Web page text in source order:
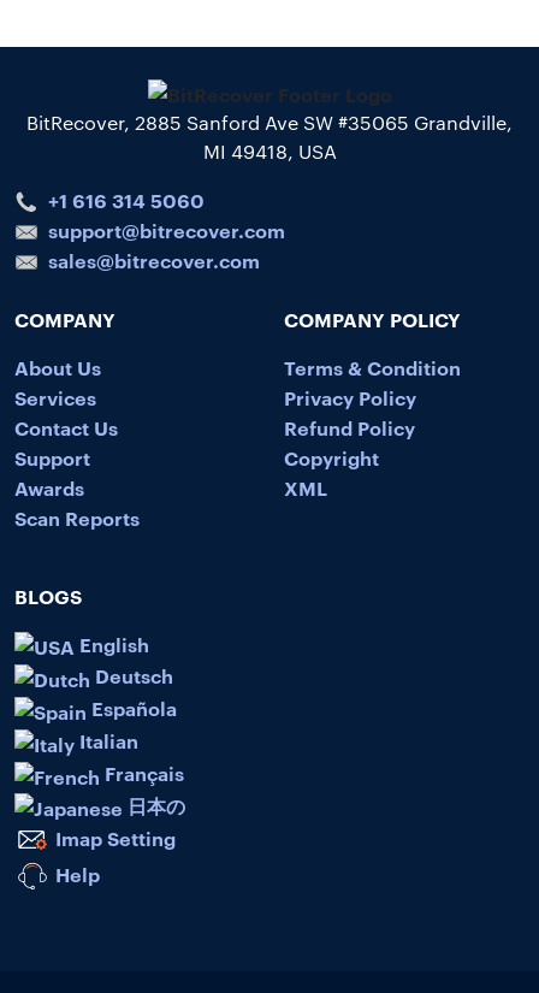
BitRecover, 2885 Sanford Ave SW #35065 Grandville,
MI 49418, USA
+1 616 314 5060
support@bitrecover.com
sales@bitrecover.com
COMPANY
About Us
Services
Contact Us
Support
Awards
Scan Reports
COMPANY POLICY
Terms & Condition
Privacy Policy
Refund Policy
Copyright
XML
BLOGS
English
Deutsch
Española
Italian
Français
日本の
Imap Setting
Help